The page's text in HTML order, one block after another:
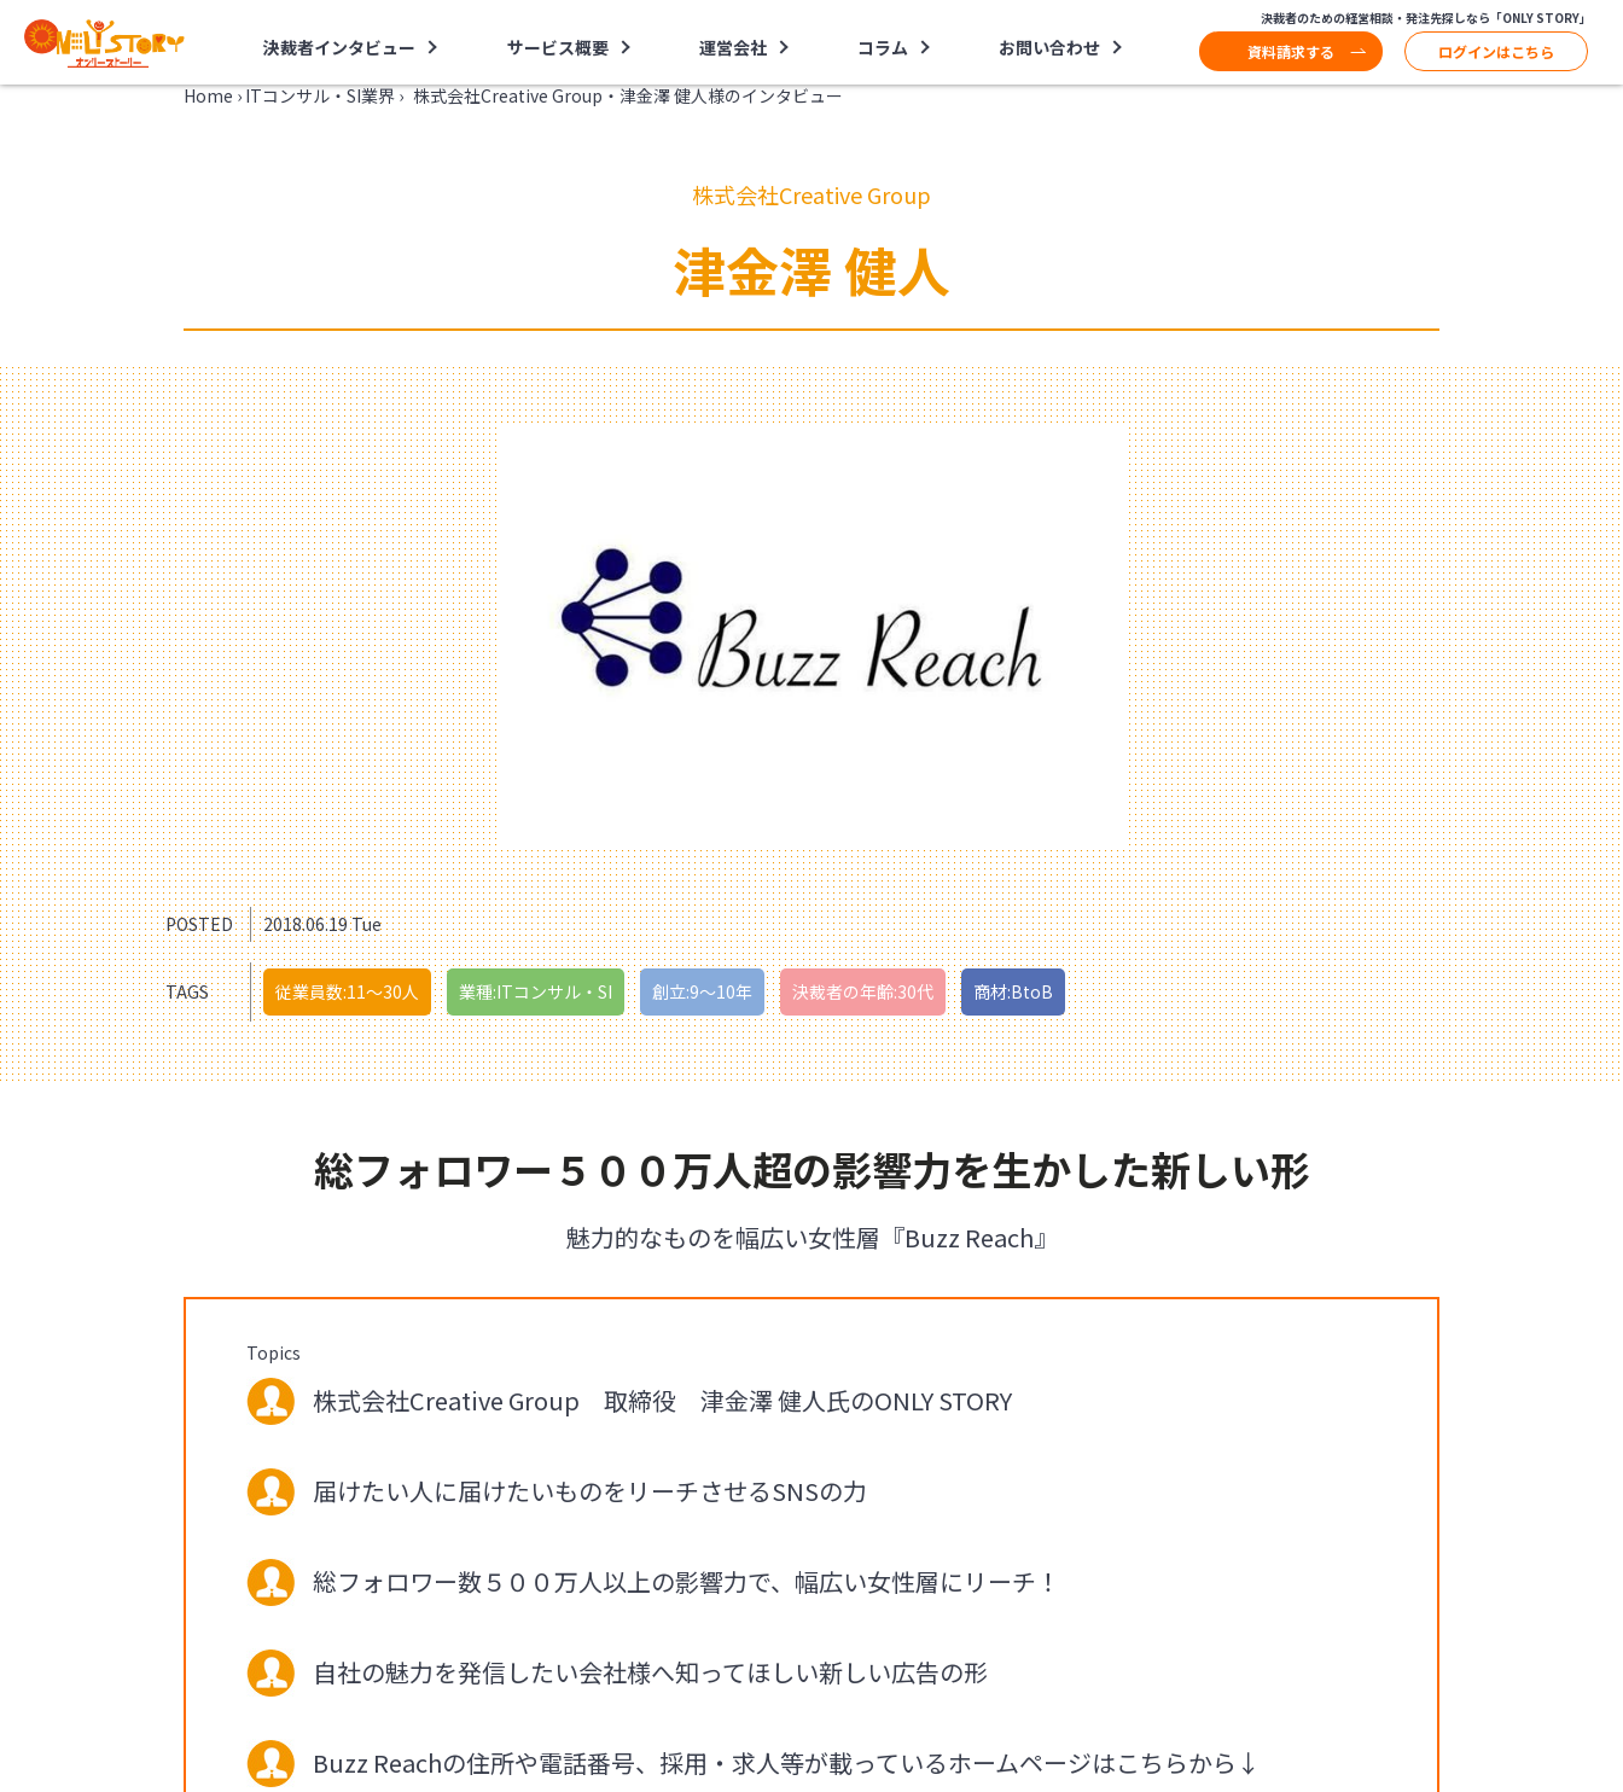
決裁者インタビュー サービス概要 運営会社 コラム お問い合わせ
決裁者のための経営相談・発注先探しなら「ONLY STORY」
資料請求する ログインはこちら
Home › ITコンサル・SI業界 › 株式会社Creative Group・津金澤 健人様のインタビュー
株式会社Creative Group
津金澤 健人
POSTED 2018.06.19 Tue
TAGS 従業員数:11〜30人 業種:ITコンサル・SI 創立:9〜10年 決裁者の年齢:30代 商材:BtoB
総フォロワー５００万人超の影響力を生かした新しい形
魅力的なものを幅広い女性層『Buzz Reach』
Topics
株式会社Creative Group 取締役 津金澤 健人氏のONLY STORY
届けたい人に届けたいものをリーチさせるSNSの力
総フォロワー数５００万人以上の影響力で、幅広い女性層にリーチ！
自社の魅力を発信したい会社様へ知ってほしい新しい広告の形
Buzz Reachの住所や電話番号、採用・求人等が載っているホームページはこちらから↓